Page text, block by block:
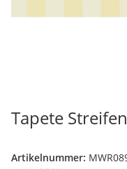
Tapete
Artikelnummer: